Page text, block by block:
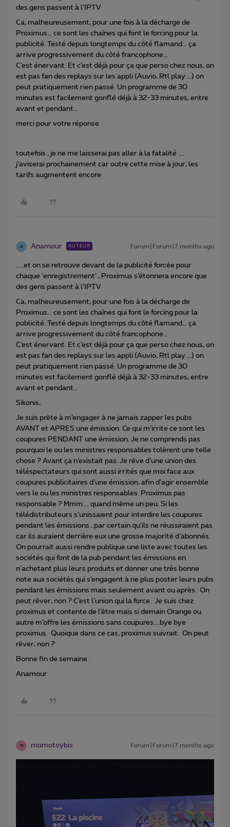
des gens passent à l’IPTV
Ca, malheureusement, pour une fois à la décharge de
Proximus… ce sont les chaînes qui font le forcing pour la
publicité. Testé depuis longtemps du côté flamand… ça
arrive progressivement du côté francophone…
C’est énervant. Et c’est déjà pour ça que perso chez nous, on
est pas fan des replays sur les appli (Auvio, Rtl play ...) on
peut pratiquement rien passé. Un programme de 30
minutes est facilement gonflé déjà à 32-33 minutes, entre
avant et pendant…
merci pour votre réponse
toutefois , je ne me laisserai pas aller à la fatalité ….
j’aviserai prochainement car outre cette mise à jour, les
tarifs augmentent encore
A Anamour AUTEUR Forum|Forum|7 months ago
…..et on se retrouve devant de la publicité forcée pour
chaque ‘enregistrement’ , Proximus s’étonnera encore que
des gens passent à l’IPTV
Ca, malheureusement, pour une fois à la décharge de
Proximus… ce sont les chaînes qui font le forcing pour la
publicité. Testé depuis longtemps du côté flamand… ça
arrive progressivement du côté francophone…
C’est énervant. Et c’est déjà pour ça que perso chez nous, on
est pas fan des replays sur les appli (Auvio, Rtl play ...) on
peut pratiquement rien passé. Un programme de 30
minutes est facilement gonflé déjà à 32-33 minutes, entre
avant et pendant…
Sikonis,
Je suis prête à m’engager à ne jamais zapper les pubs
AVANT et APRES une émission. Ce qui m’irrite ce sont les
coupures PENDANT une émission. Je ne comprends pas
pourquoi le ou les ministres responsables tolèrent une telle
chose ? Avant ça n’existait pas. Je rêve d’une union des
téléspectateurs qui sont aussi irrités que moi face aux
coupures publicitaires d’une émission, afin d’agir ensemble
vers le ou les ministres responsables. Proximus pas
responsable ? Mmm…. quand même un peu. Si les
télédistributeurs s’unissaient pour interdire les coupures
pendant les émissions...par certain qu’ils ne réussiraient pas
car ils auraient derrière eux une grosse majorité d’abonnés.
On pourrait aussi rendre publique une liste avec toutes les
sociétés qui font de la pub pendant les émissions en
n’achetant plus leurs produits et donner une très bonne
note aux sociétés qui s’engagent à ne plus poster leurs pubs
pendant les émissions mais seulement avant ou après. On
peut rêver, non ? C’est l’union qui la force. Je suis chez
proximus et contente de l’être mais si demain Orange ou
autre m’offre les émissions sans coupures….bye bye
proximus. Quoique dans ce cas, proximus suivrait. On peut
rêver, non ?
Bonne fin de semaine.
Anamour
M momotoybis Forum|Forum|7 months ago